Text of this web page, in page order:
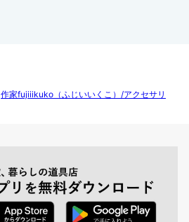
作家fujiiikuko（ふじいいくこ）/アクセサリ